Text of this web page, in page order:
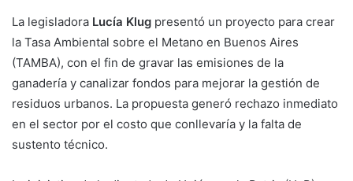
La legisladora Lucía Klug presentó un proyecto para crear
la Tasa Ambiental sobre el Metano en Buenos Aires
(TAMBA), con el fin de gravar las emisiones de la
ganadería y canalizar fondos para mejorar la gestión de
residuos urbanos. La propuesta generó rechazo inmediato
en el sector por el costo que conllevaría y la falta de
sustento técnico.